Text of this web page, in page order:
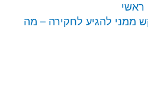
ראשי
ממני להגיע לחקירה – מה